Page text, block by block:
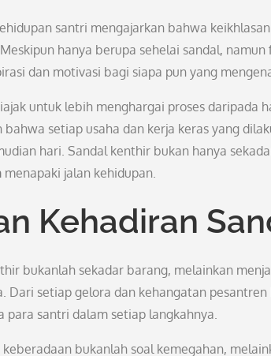
santri mengajarkan bahwa
hanya berupa sehelai sandal,
dan motivasi bagi siapa pun yang
untuk lebih menghargai proses daripada
setiap usaha dan kerja keras yang
hari. Sandal kenthir bukan hanya
jalan kehidupan.
Kehadiran
bukanlah sekadar barang, melainkan
Dari setiap gelora dan kehangatan
para santri dalam setiap langkahnya.
bukanlah soal kemegahan,